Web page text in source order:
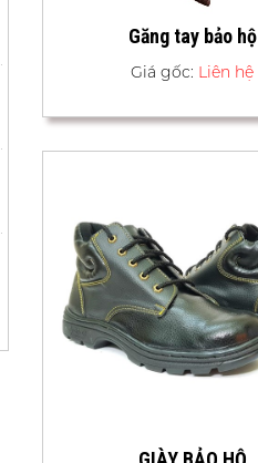
Găng tay bảo hộ
Giá gốc: Liên hệ